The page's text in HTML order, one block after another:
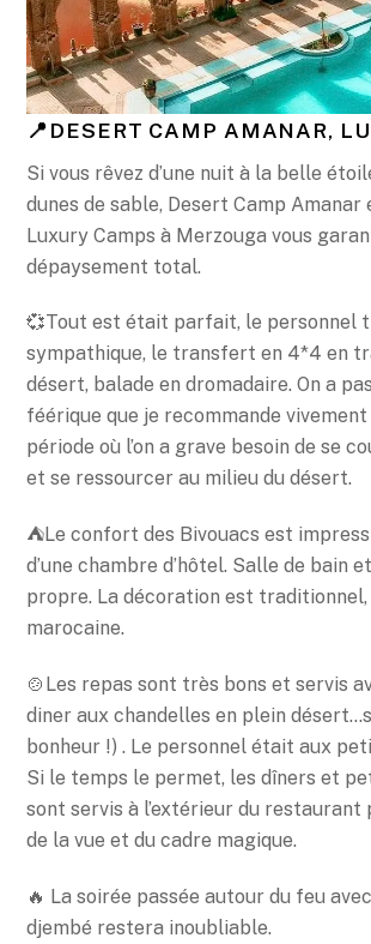
📍DESERT CAMP AMANAR,
Si vous rêvez d’une nuit à la belle
dunes de sable, Desert Camp Amanar
Luxury Camps à Merzouga vous
dépaysement total.
💞Tout est était parfait, le personnel
sympathique, le transfert en 4*4 en
désert, balade en dromadaire. On a
féérique que je recommande
période où l’on a grave besoin de se
et se ressourcer au milieu du désert.
⛺️Le confort des Bivouacs est
d’une chambre d’hôtel. Salle de bain
propre. La décoration est traditionnel,
marocaine.
🍲Les repas sont très bons et servis
diner aux chandelles en plein
bonheur !) . Le personnel était aux
Si le temps le permet, les dîners et
sont servis à l’extérieur du
de la vue et du cadre magique.
🔥 La soirée passée autour du feu
djembé restera inoubliable.